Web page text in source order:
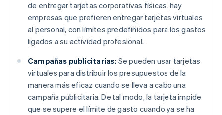
de entregar tarjetas corporativas físicas, hay
empresas que prefieren entregar tarjetas virtuales
al personal, con límites predefinidos para los gastos
ligados a su actividad profesional.
Campañas publicitarias: Se pueden usar tarjetas
virtuales para distribuir los presupuestos de la
manera más eficaz cuando se lleva a cabo una
campaña publicitaria. De tal modo, la tarjeta impide
que se supere el límite de gasto cuando ya se ha